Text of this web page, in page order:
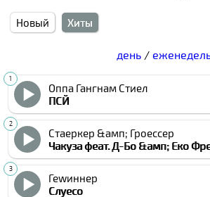
Новый Хиты
день /
Оппа Гангнам Стиел
ПСЙ
Стаеркер &амп; Гроессер
Чакуза феат. Д-Бо &амп; Еко
Геwиннер
Cлуесо